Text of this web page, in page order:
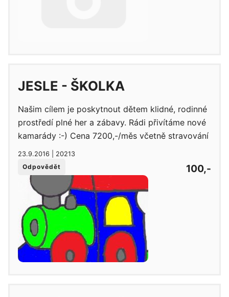
JESLE - ŠKOLKA
Našim cílem je poskytnout dětem klidné, rodinné
prostředí plné her a zábavy. Rádi přivítáme nové
kamarády :-) Cena 7200,-/měs včetně stravování
23.9.2016 | 20213
Odpovědět
100,-